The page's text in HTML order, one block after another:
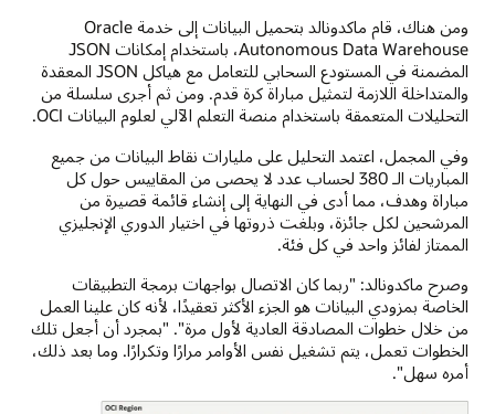
ومن هناك، قام ماكدونالد بتحميل البيانات إلى خدمة Oracle
Autonomous Data Warehouse، باستخدام إمكانات JSON
المضمنة في المستودع السحابي للتعامل مع هياكل JSON المعقدة
والمتداخلة اللازمة لتمثيل مباراة كرة قدم. ومن ثم أجرى سلسلة من
التحليلات المتعمقة باستخدام منصة التعلم الآلي لعلوم البيانات OCI.
وفي المجمل، اعتمد التحليل على مليارات نقاط البيانات من جميع
المباريات الـ 380 لحساب عدد لا يحصى من المقاييس حول كل
مباراة وهدف، مما أدى في النهاية إلى إنشاء قائمة قصيرة من
المرشحين لكل جائزة، وبلغت ذروتها في اختيار الدوري الإنجليزي
الممتاز لفائز واحد في كل فئة.
وصرح ماكدونالد: "ربما كان الاتصال بواجهات برمجة التطبيقات
الخاصة بمزودي البيانات هو الجزء الأكثر تعقيدًا، لأنه كان علينا العمل
من خلال خطوات المصادقة العادية لأول مرة". "بمجرد أن أجعل تلك
الخطوات تعمل، يتم تشغيل نفس الأوامر مرارًا وتكرارًا. وما بعد ذلك،
أمره سهل".